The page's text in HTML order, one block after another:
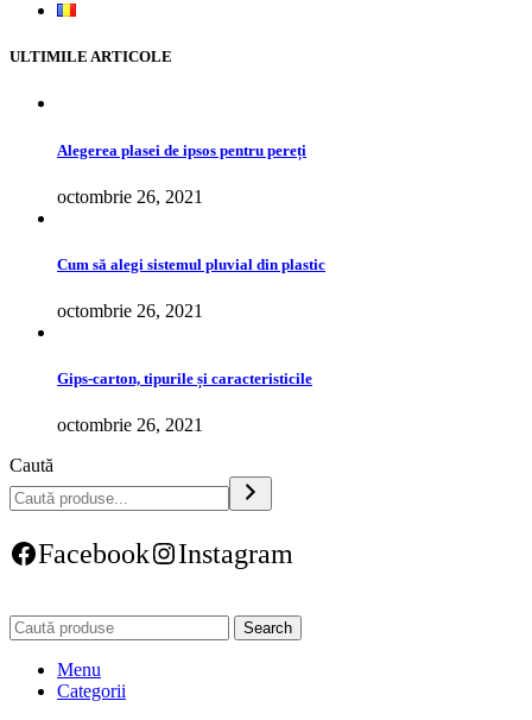
ULTIMILE ARTICOLE
Alegerea plasei de ipsos pentru pereți
octombrie 26, 2021
Cum să alegi sistemul pluvial din plastic
octombrie 26, 2021
Gips-carton, tipurile și caracteristicile
octombrie 26, 2021
Caută
Facebook Instagram
Search
Menu
Categorii